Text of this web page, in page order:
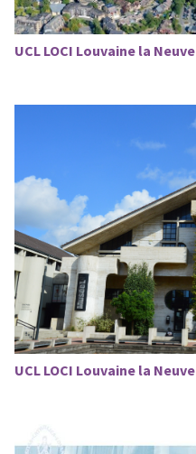
UCL LOCI Louvaine la Neuve
UCL LOCI Louvaine la Neuve